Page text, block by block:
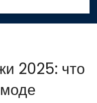
2025: что